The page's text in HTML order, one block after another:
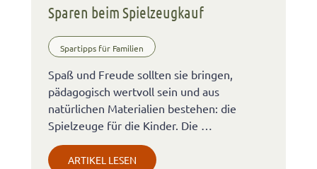
Sparen beim Spielzeugkauf
Spartipps für Familien
Spaß und Freude sollten sie bringen,
pädagogisch wertvoll sein und aus
natürlichen Materialien bestehen: die
Spielzeuge für die Kinder. Die …
ARTIKEL LESEN